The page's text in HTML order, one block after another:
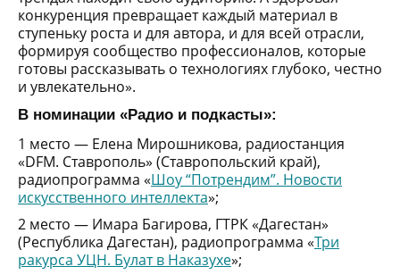
конкуренция превращает каждый материал в
ступеньку роста и для автора, и для всей отрасли,
формируя сообщество профессионалов, которые
готовы рассказывать о технологиях глубоко, честно
и увлекательно».
В номинации «Радио и подкасты»:
1 место — Елена Мирошникова, радиостанция
«DFM. Ставрополь» (Ставропольский край),
радиопрограмма «Шоу “Потрендим”. Новости
искусственного интеллекта»;
2 место — Имара Багирова, ГТРК «Дагестан»
(Республика Дагестан), радиопрограмма «Три
ракурса УЦН. Булат в Наказухе»;